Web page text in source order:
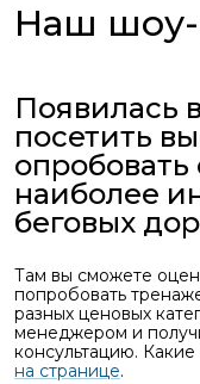
Наш
Появилась
посетить
наиболее
беговых
Там вы сможете
попробовать
разных ценовых
менеджером и
консультацию.
на странице.